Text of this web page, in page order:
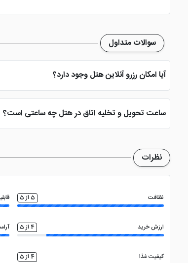
دیگری نظیر خدمات خکشویی، خدمات لاندری، صرافی، خدمات روم
آدرس و مکان های نزدیک به هتل
نمایشگاه بین المللی نیز فقط 200 متر فاصله است. بازار تاریخی کمرالتی هم 400 متر از هتل دور است.
میدان جمهوری : 950 متر
برج ساعت ازمیر : 1.3 کیلومتر
سوالات متداول
آیا امکان رزرو آنلاین هتل وجود دارد؟
بله، با انتخاب تاریخ ورود و خروج، نوع اتاق و تعداد
ساعت تحویل و تخلیه اتاق در هتل چه ساعتی است؟
ساعت تحویل اتاق ساعت 2 بعد از ظهر و ساعت تخلیه اتاق 12 ظهر می باشد
نظرات
نظافت 5 از 5
ارزش خرید 4 از 5
کیفیت غذا 4 از 5